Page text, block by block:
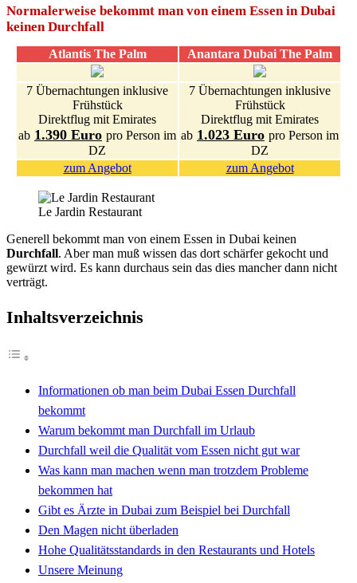
Normalerweise bekommt man von einem Essen in Dubai
keinen Durchfall
Atlantis The Palm Anantara Dubai The Palm
7 Übernachtungen inklusive
Frühstück
Direktflug mit Emirates
ab 1.390 Euro pro Person im
DZ
7 Übernachtungen inklusive
Frühstück
Direktflug mit Emirates
ab 1.023 Euro pro Person im
DZ
zum Angebot
zum Angebot
Le Jardin Restaurant
Generell bekommt man von einem Essen in Dubai keinen
Durchfall. Aber man muß wissen das dort schärfer gekocht und
gewürzt wird. Es kann durchaus sein das dies mancher dann nicht
verträgt.
Inhaltsverzeichnis
Informationen ob man beim Dubai Essen Durchfall
bekommt
Warum bekommt man Durchfall im Urlaub
Durchfall weil die Qualität vom Essen nicht gut war
Was kann man machen wenn man trotzdem Probleme
bekommen hat
Gibt es Ärzte in Dubai zum Beispiel bei Durchfall
Den Magen nicht überladen
Hohe Qualitätsstandards in den Restaurants und Hotels
Unsere Meinung